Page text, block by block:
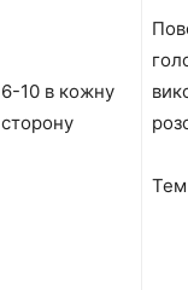
6-10 в кожну
сторону